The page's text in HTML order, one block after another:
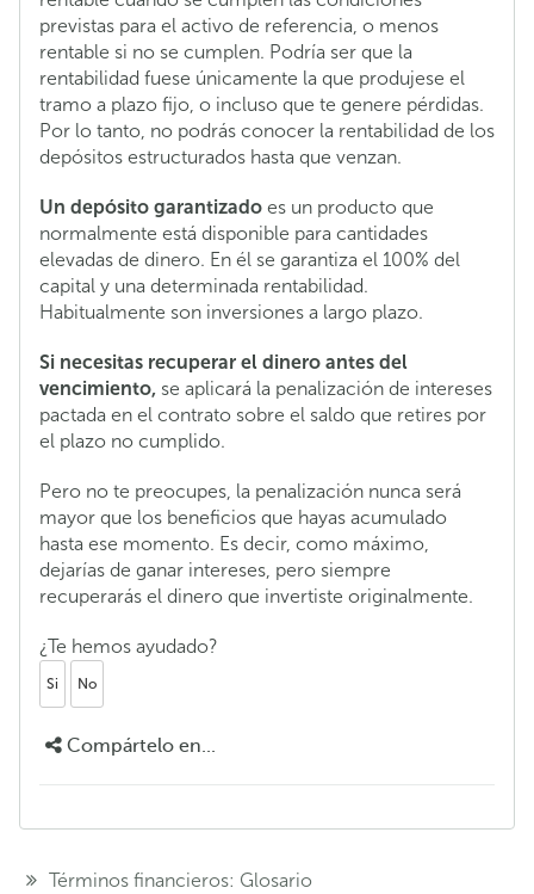
previstas para el activo de referencia, o menos
rentable si no se cumplen. Podría ser que la
rentabilidad fuese únicamente la que produjese el
tramo a plazo fijo, o incluso que te genere pérdidas.
Por lo tanto, no podrás conocer la rentabilidad de los
depósitos estructurados hasta que venzan.
Un depósito garantizado es un producto que
normalmente está disponible para cantidades
elevadas de dinero. En él se garantiza el 100% del
capital y una determinada rentabilidad.
Habitualmente son inversiones a largo plazo.
Si necesitas recuperar el dinero antes del
vencimiento, se aplicará la penalización de intereses
pactada en el contrato sobre el saldo que retires por
el plazo no cumplido.
Pero no te preocupes, la penalización nunca será
mayor que los beneficios que hayas acumulado
hasta ese momento. Es decir, como máximo,
dejarías de ganar intereses, pero siempre
recuperarás el dinero que invertiste originalmente.
¿Te hemos ayudado?
Si No
Compártelo en...
Términos financieros: Glosario